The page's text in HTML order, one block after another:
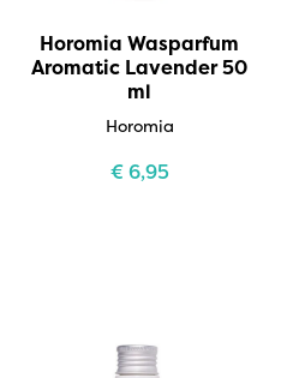
Horomia Wasparfum
Aromatic Lavender 50
ml
Horomia
€6,95